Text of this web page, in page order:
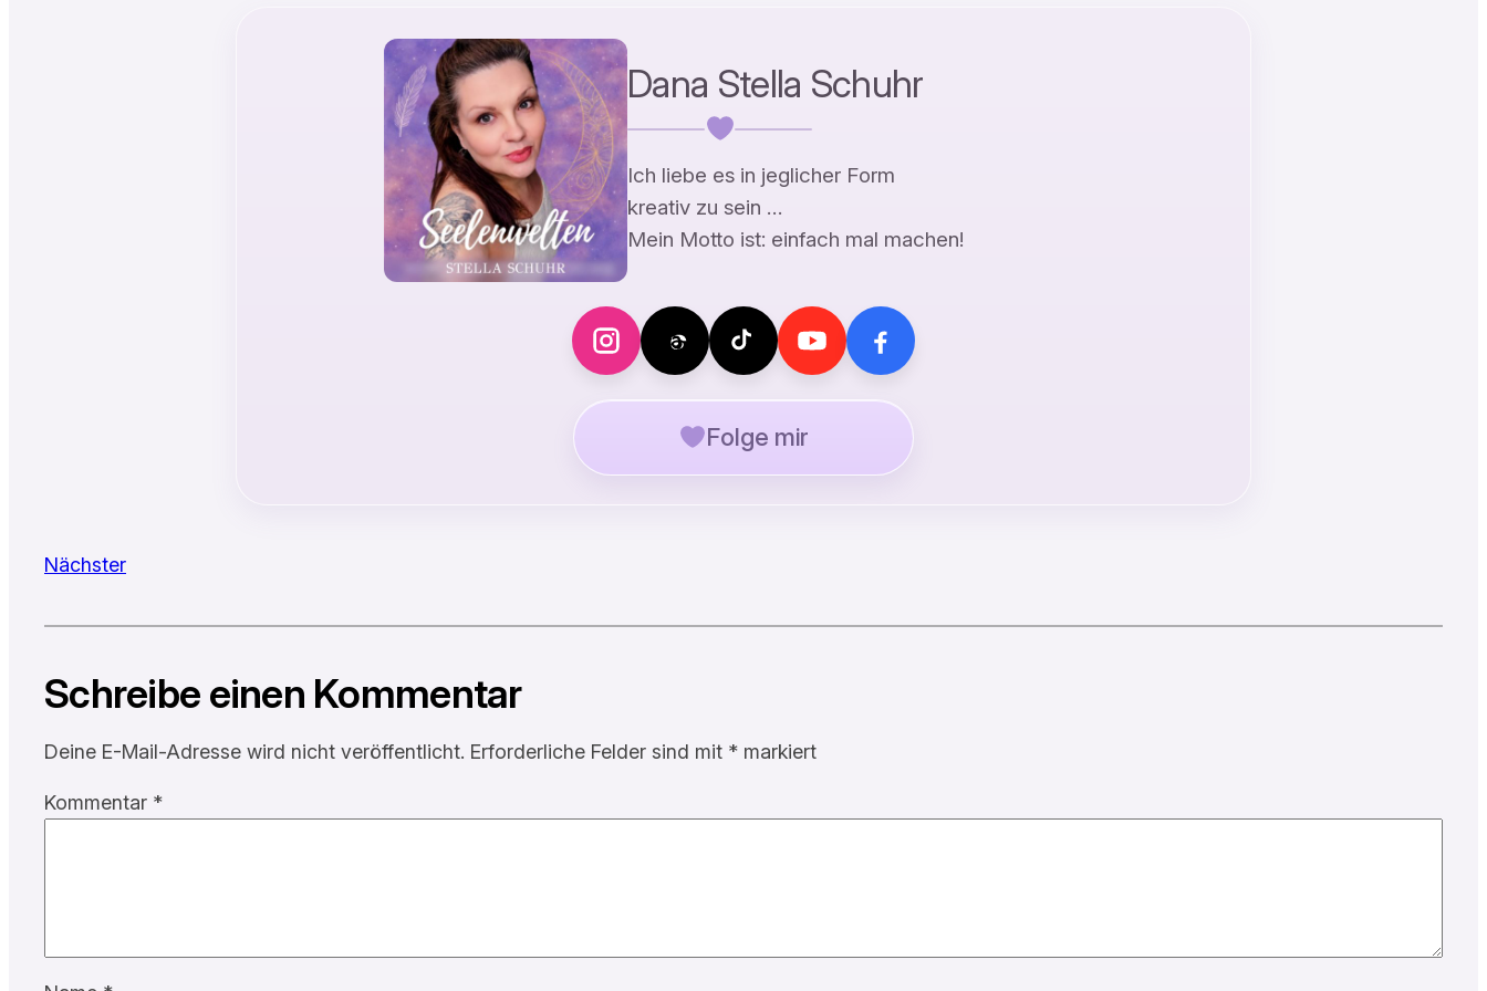
Dana Stella Schuhr
Ich liebe es in jeglicher Form
kreativ zu sein …
Mein Motto ist: einfach mal machen!
Folge mir
Nächster
Schreibe einen Kommentar
Deine E-Mail-Adresse wird nicht veröffentlicht. Erforderliche Felder sind mit * markiert
Kommentar *